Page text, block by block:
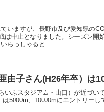
いますが、長野市及び愛知県の
は中止となりました。シーズン開
らっしゃると...
由子さん(H26年卒）は
いふスタジアム・山口）が近づい
5000m、10000mにエントリーし